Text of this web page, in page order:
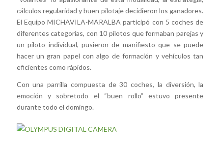
cálculos regularidad y buen pilotaje decidieron los ganadores.
El Equipo MICHAVILA-MARALBA participó con 5 coches de
diferentes categorías, con 10 pilotos que formaban parejas y
un piloto individual, pusieron de manifiesto que se puede
hacer un gran papel con algo de formación y vehículos tan
eficientes como rápidos.
Con una parrilla compuesta de 30 coches, la diversión, la
emoción y sobretodo el “buen rollo” estuvo presente
durante todo el domingo.